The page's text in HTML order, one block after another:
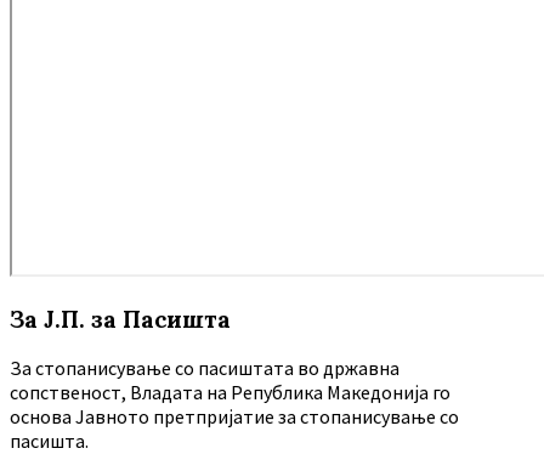
За Ј.П. за Пасишта
За стопанисување со пасиштата во државна
сопственост, Владата на Република Македонија го
основа Јавното претпријатие за стопанисување со
пасишта.